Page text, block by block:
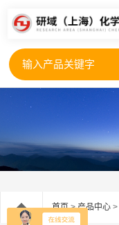
首页>产品中心 >